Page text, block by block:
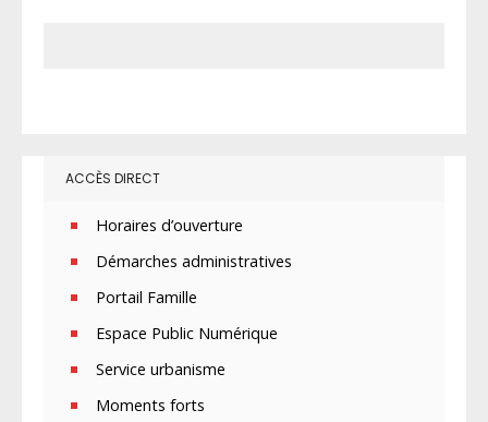
ACCÈS DIRECT
Horaires d’ouverture
Démarches administratives
Portail Famille
Espace Public Numérique
Service urbanisme
Moments forts